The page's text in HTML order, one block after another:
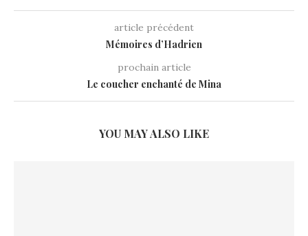
article précédent
Mémoires d’Hadrien
prochain article
Le coucher enchanté de Mina
YOU MAY ALSO LIKE